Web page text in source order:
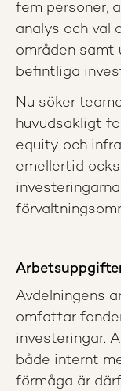
fem personer,
analys och val
områden samt
befintliga
Nu söker
huvudsakligt
equity och
emellertid
Avdelningens
omfattar
investeringar.
både internt
förmåga är